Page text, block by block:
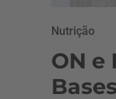
Nutrição
ON e